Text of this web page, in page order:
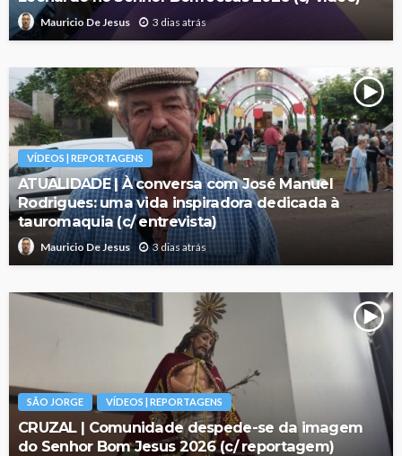
Mauricio De Jesus 3 dias atrás
VÍDEOS | REPORTAGENS
ATUALIDADE | À conversa com José Manuel
Rodrigues: uma vida inspiradora dedicada à
tauromaquia (c/ entrevista)
Mauricio De Jesus 3 dias atrás
SÃO JORGE VÍDEOS | REPORTAGENS
CRUZAL | Comunidade despede-se da imagem
do Senhor Bom Jesus 2026 (c/ reportagem)